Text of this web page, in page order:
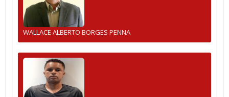
WALLACE ALBERTO BORGES PENNA